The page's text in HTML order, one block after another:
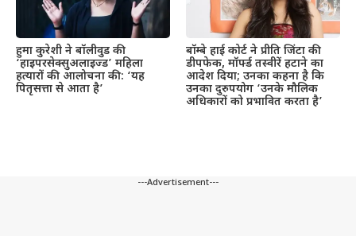
हुमा कुरेशी ने बॉलीवुड की
‘हाइपरसेक्सुअलाइज्ड’ महिला
हत्यारों की आलोचना की: ‘यह
पितृसत्ता से आता है’
बॉम्बे हाई कोर्ट ने प्रीति जिंटा की
डीपफेक, मॉर्फ्ड तस्वीरें हटाने का
आदेश दिया; उनका कहना है कि
उनका दुरुपयोग ‘उनके मौलिक
अधिकारों को प्रभावित करता है’
---Advertisement---